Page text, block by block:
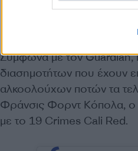
Σύμφωνα με τον Guardian,
διασημοτήτων που έχουν
αλκοολούχων ποτών τα
Φράνσις Φορντ Κόπολα,
με το 19 Crimes Cali Red.